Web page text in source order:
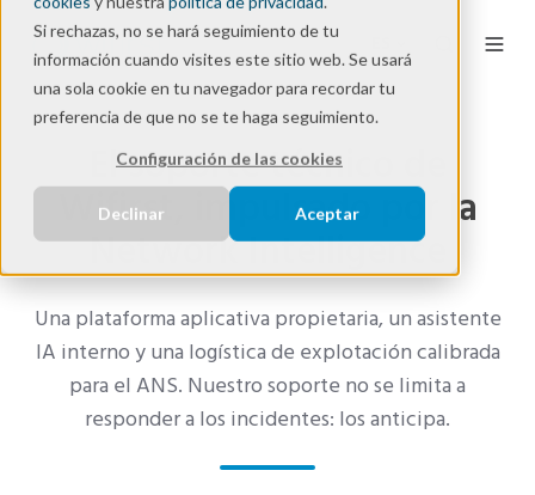
Si rechazas, no se hará seguimiento de tu
información cuando visites este sitio web. Se usará
una sola cookie en tu navegador para recordar tu
preferencia de que no se te haga seguimiento.
Configuración de las cookies
Declinar Aceptar
El soporte técnico de
Wifirst, impulsado por la
Network Intelligence
Una plataforma aplicativa propietaria, un asistente
IA interno y una logística de explotación calibrada
para el ANS. Nuestro soporte no se limita a
responder a los incidentes: los anticipa.